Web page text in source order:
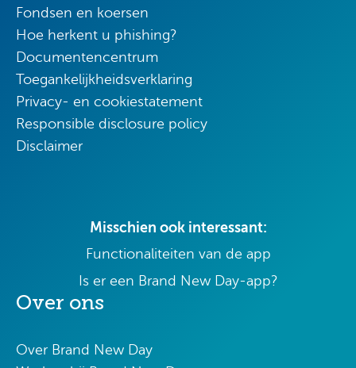
Fondsen en koersen
Hoe herkent u phishing?
Documentencentrum
Toegankelijkheidsverklaring
Privacy- en cookiestatement
Responsible disclosure policy
Disclaimer
Misschien ook interessant:
Functionaliteiten van de app
Is er een Brand New Day-app?
Over ons
Over Brand New Day